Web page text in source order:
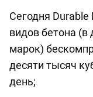
Сегодня Durable
видов бетона (в
марок)
десяти тысяч
день;